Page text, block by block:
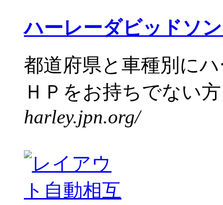
ハーレーダビッドソ
都道府県と車種別に
ＨＰをお持ちでない
harley.jpn.org/